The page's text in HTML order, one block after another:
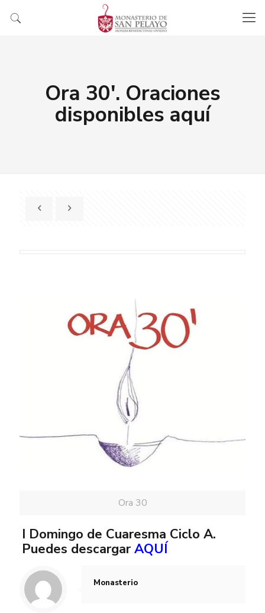
Ora 30′. Oraciones
disponibles aquí
Ora 30
I Domingo de Cuaresma Ciclo A.
Puedes descargar AQUÍ
Monasterio